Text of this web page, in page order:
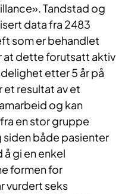
Tandstad og
data fra 2483
som er behandlet
at dette forutsatt aktiv
etter 5 år på
et resultat av et
og kan
en stor gruppe
både pasienter
gi en enkel
formen for
vurdert seks